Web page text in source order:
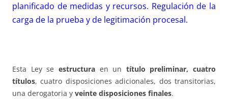
planificado de medidas y recursos. Regulación de la
carga de la prueba y de legitimación procesal.
Esta Ley se estructuraen un título preliminar, cuatro
títulos, cuatro disposiciones adicionales, dos transitorias,
una derogatoria y veinte disposiciones finales.